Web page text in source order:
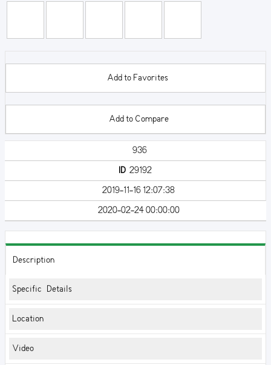
Add to Favorites
Add to Compare
936
ID 29192
2019-11-16 12:07:38
2020-02-24 00:00:00
Description
Specific Details
Location
Video